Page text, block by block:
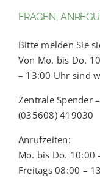
FRAGEN,
Bitte melden Sie
Von Mo. bis Do.
– 13:00 Uhr sind
Zentrale Spender
(035608) 419030
Anrufzeiten:
Mo. bis Do. 10:00
Freitags 08:00 –